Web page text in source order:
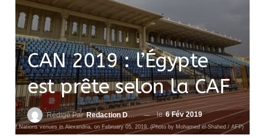
CAN 2019 : l’Égypte
est prête selon la CAF
Rédigé ParRedaction DjenaSport le6 Fév 2019
of Nations venues in Alexandria, on February 05, 2019. (Photo by Mohamed el-Shahed / AFP)